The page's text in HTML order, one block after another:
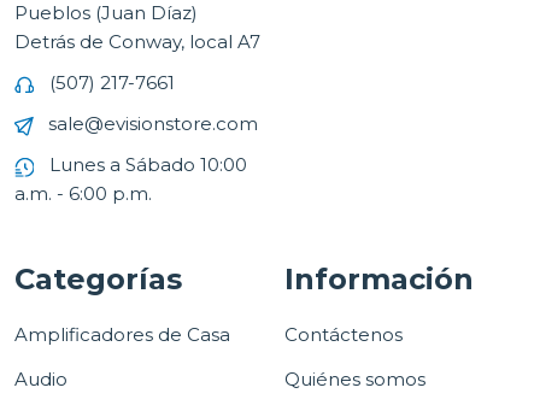
Pueblos (Juan Díaz)
Detrás de Conway, local A7
(507) 217-7661
sale@evisionstore.com
Lunes a Sábado 10:00
a.m. - 6:00 p.m.
Categorías
Amplificadores de Casa
Audio
Información
Contáctenos
Quiénes somos